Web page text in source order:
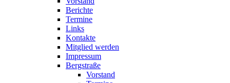
Berichte
Termine
Links
Kontakte
Mitglied werden
Impressum
Bergstraße
Vorstand